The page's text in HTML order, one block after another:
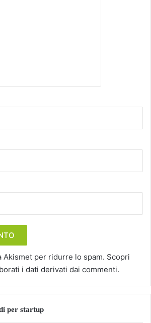
Akismet per ridurre lo spam. Scopri
i dati derivati dai commenti.
per startup